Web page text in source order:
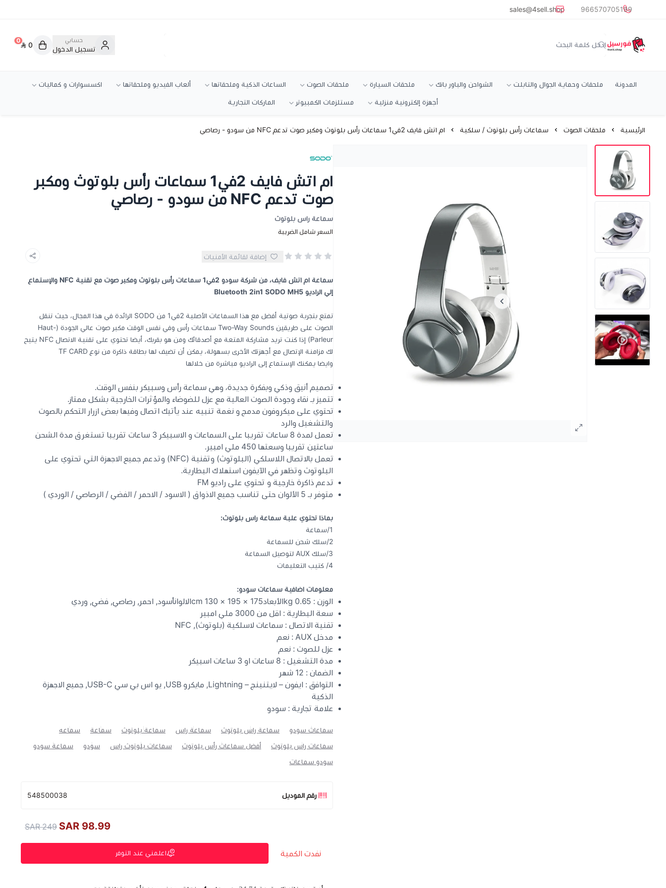
common.titles.skip_to_main_content
966570705199
sales@4sell.shop
متجر فورسيل
حسابي
تسجيل الدخول
0
0
المدونة ملحقات وحماية الجوال والتابلت الشواحن والباور بانك ملحقات السيارة ملحقات الصوت الساعات الذكية وملحقاتها ألعاب الفيديو وملحقاتها اكسسوارات و كماليات
أجهزة إلكترونية منزلية مستلزمات الكمبيوتر الماركات التجارية
الرئيسية ملحقات الصوت سماعات رأس بلوتوث / سلكية ام اتش فايف 2في1 سماعات رأس بلوتوث ومكبر صوت تدعم NFC من سودو - رصاصي
ام اتش فايف 2في1 سماعات رأس بلوتوث ومكبر
صوت تدعم NFC من سودو - رصاصي
سماعة راس بلوتوث
السعر شامل الضريبة
إضافة لقائمة الأمنيات
سماعة ام اتش فايف، من شركة سودو 2في1 سماعات رأس بلوتوث ومكبر صوت مع تقنية NFC والإستماع
إلي الراديو Bluetooth 2in1 SODO MH5
تمتع بتجربة صوتية أفضل مع هذا السماعات الأصلية 2في1 من SODO الرائدة في هذا المجال، حيث تنقل
الصوت على طريقين Two-Way Sounds سماعات رأس وفي نفس الوقت مكبر صوت عالي الجودة (Haut-
Parleur) إذا كنت تريد مشاركة المتعة مع أصدقائك ومن هو بقربك، أيضا تحتوي على تقنية الاتصال NFC يتيح
لك مزامنة الإتصال مع أجهزتك الأخرى بسهولة، يمكن أن تضيف لها بطاقة ذاكرة من نوع TF CARD
وايضا يمكنك الإستماع إلى الراديو مباشرة من خلالها
تصميم أنيق وذكي وبفكرة جديدة، وهي سماعة رأس وسبيكر بنفس الوقت.
تتميز بـ نقاء وجودة الصوت العالية مع عزل للضوضاء والمؤثرات الخارجية بشكل ممتاز.
تحتوي على ميكروفون مدمج و نغمة تنبيه عند يأتيك اتصال وفيها بعض ازرار التحكم بالصوت
والتشغيل والرد
تعمل لمدة 8 ساعات تقريبا على السماعات و الاسبيكر 3 ساعات تقريبا تستغرق مدة الشحن
ساعتين تقريبا وسعتها 450 ملي امبير.
تعمل بالاتصال اللاسلكي (البلوتوث) وتقنية (NFC) وتدعم جميع الاجهزة التي تحتوي على
البلوتوث وتظهر في الآيفون استهلاك البطارية.
تدعم ذاكرة خارجية و تحتوي على راديو FM
متوفر بـ 5 الألوان حتى تناسب جميع الاذواق ( الاسود / الاحمر / الفضي / الرصاصي / الوردي )
بماذا تحتوي علبة سماعة راس بلوتوث:
1/سماعة
2/سلك شحن للسماعة
3/سلك AUX لتوصيل السماعة
4/ كتيب التعليمات
معلومات اضافية سماعات سودو:
الوزن : 0.65 kgالأبعاد175 × 195 × 130 cmالالوانأسود, احمر, رصاصي, فضي, وردي
سعة البطارية : اقل من 3000 ملي امبير
تقنية الاتصال : سماعات لاسلكية (بلوتوث), NFC
مدخل AUX : نعم
عزل للصوت : نعم
مدة التشغيل : 8 ساعات او 3 ساعات اسبيكر
الضمان : 12 شهر
التوافق : ايفون – لايتنينج – Lightning, مايكرو USB, يو اس بي سي USB-C, جميع الاجهزة
الذكية
علامة تجارية : سودو
سماعات سودو سماعة راس بلوتوث سماعة راس سماعة بلوتوث سماعة سماعه
سماعات راس بلوتوث أفضل سماعات رأس بلوتوث سماعات بلوتوث راس سودو سماعة سودو
سودو سماعات
رقم الموديل 548500038
98.99 SAR
249 SAR
نفدت الكمية اعلمني عند التوفر